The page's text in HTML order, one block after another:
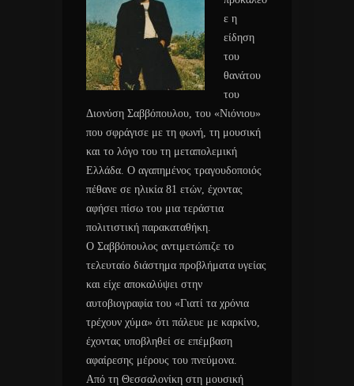
ε η
είδηση
του
θανάτου
του
Διονύση Σαββόπουλου, του «Νιόνιου»
που σφράγισε με τη φωνή, τη μουσική
και το λόγο του τη μεταπολεμική
Ελλάδα. Ο αγαπημένος τραγουδοποιός
πέθανε σε ηλικία 81 ετών, έχοντας
αφήσει πίσω του μια τεράστια
πολιτιστική παρακαταθήκη.
Ο Σαββόπουλος αντιμετώπιζε το
τελευταίο διάστημα προβλήματα υγείας
και είχε αποκαλύψει στην
αυτοβιογραφία του «Γιατί τα χρόνια
τρέχουν χύμα» ότι πάλευε με καρκίνο,
έχοντας υποβληθεί σε επέμβαση
αφαίρεσης μέρους του πνεύμονα.
Από τη Θεσσαλονίκη στη μουσική